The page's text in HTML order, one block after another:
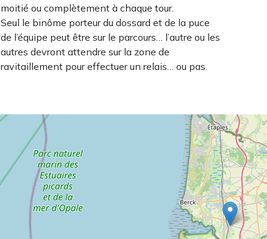
moitié ou complètement à chaque tour.
Seul le binôme porteur du dossard et de la puce
de l’équipe peut être sur le parcours… l’autre ou les
autres devront attendre sur la zone de
ravitaillement pour effectuer un relais… ou pas.